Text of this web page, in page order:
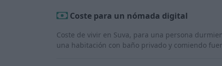
Coste para un nómada digital
Coste de vivir en Suva, para una persona
una habitación con baño privado y comiendo